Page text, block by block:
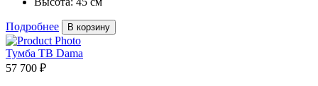
Подробнее В корзину
Тумба ТВ Dama
57 700 ₽